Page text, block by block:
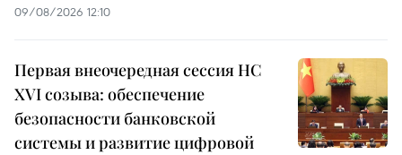
09/08/2026 12:10
Первая внеочередная сессия НС
XVI созыва: обеспечение
безопасности банковской
системы и развитие цифровой